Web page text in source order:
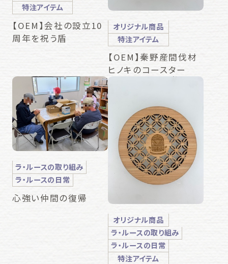
特注アイテム
【OEM】会社の設立10
周年を祝う盾
オリジナル商品
特注アイテム
【OEM】秦野産間伐材
ヒノキのコースター
ラ・ルースの取り組み
ラ・ルースの日常
心強い仲間の復帰
オリジナル商品
ラ・ルースの取り組み
ラ・ルースの日常
特注アイテム